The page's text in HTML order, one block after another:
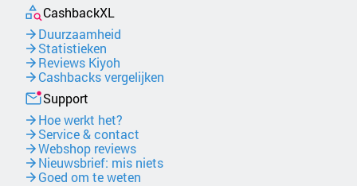
CashbackXL
Duurzaamheid
Statistieken
Reviews Kiyoh
Cashbacks vergelijken
Support
Hoe werkt het?
Service & contact
Webshop reviews
Nieuwsbrief: mis niets
Goed om te weten